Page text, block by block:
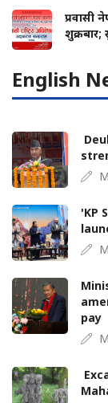
प्रवासी
English
'KP
pay